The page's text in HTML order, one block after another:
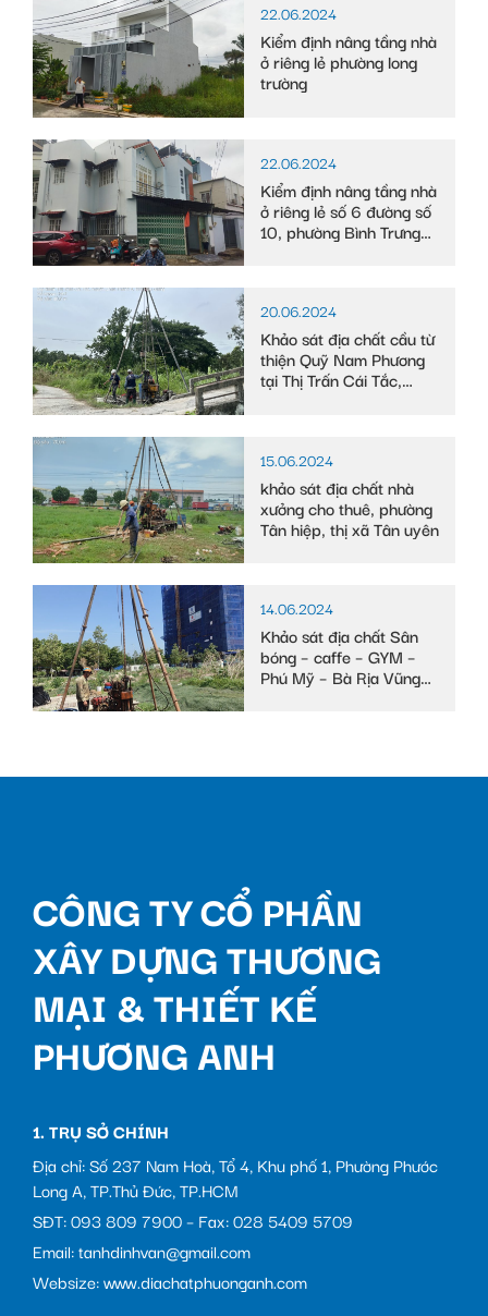
22.06.2024
Kiểm định nâng tầng nhà
ở riêng lẻ phường long
trường
22.06.2024
Kiểm định nâng tầng nhà
ở riêng lẻ số 6 đường số
10, phường Bình Trưng
20.06.2024
Khảo sát địa chất cầu từ
thiện Quỹ Nam Phương
tại Thị Trấn Cái Tắc,
15.06.2024
khảo sát địa chất nhà
xưởng cho thuê, phường
Tân hiệp, thị xã Tân uyên
14.06.2024
Khảo sát địa chất Sân
bóng – caffe – GYM –
Phú Mỹ – Bà Rịa Vũng
CÔNG TY CỔ PHẦN
XÂY DỰNG THƯƠNG
MẠI & THIẾT KẾ
PHƯƠNG ANH
1. TRỤ SỞ CHÍNH
Địa chỉ: Số 237 Nam Hoà, Tổ 4, Khu phố 1, Phường Phước
Long A, TP.Thủ Đức, TP.HCM
SĐT: 093 809 7900 – Fax: 028 5409 5709
Email: tanhdinhvan@gmail.com
Websize: www.diachatphuonganh.com